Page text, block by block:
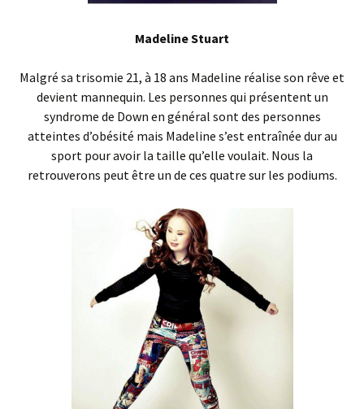
Madeline Stuart
Malgré sa trisomie 21, à 18 ans Madeline réalise son rêve et
devient mannequin. Les personnes qui présentent un
syndrome de Down en général sont des personnes
atteintes d’obésité mais Madeline s’est entraînée dur au
sport pour avoir la taille qu’elle voulait. Nous la
retrouverons peut être un de ces quatre sur les podiums.